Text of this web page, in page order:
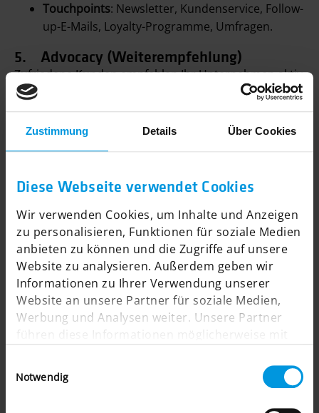
Zustimmung Details Über Cookies
Diese Webseite verwendet Cookies
Wir verwenden Cookies, um Inhalte und Anzeigen
zu personalisieren, Funktionen für soziale Medien
anbieten zu können und die Zugriffe auf unsere
Website zu analysieren. Außerdem geben wir
Informationen zu Ihrer Verwendung unserer
Website an unsere Partner für soziale Medien,
Werbung und Analysen weiter. Unsere Partner
führen diese Informationen möglicherweise mit
bereitgestellt haben oder die sie im Rahmen Ihrer
Nutzung der Dienste gesammelt haben.
Notwendig
Touchpoints: Newsletter, Kundenservice, Follow-
up-E-Mails, Loyalty-Programme, Umfragen.
5. Advocacy (Weiterempfehlung)
Zufriedene Kunden empfehlen Ihr Unternehmen aktiv
weiter.
Touchpoints: Bewertungen, Social Sharing,
Empfehlungsprogramme, Community-
Die Customer Journey im B2B vs.
B2C
Auch wenn die Struktur der Customer Journey gleich
bleibt, unterscheiden sich Inhalte und Prozesse
zwischen B2B und B2C deutlich.
B2B Customer Journeys sind häufig komplexer,
langwieriger und beinhalten mehrere
Entscheidungsträger. Vertrauen, individuelle
Beratung und fundierte Informationen (z. B.
Kaufentscheidungen basieren hier meist auf
nachvollziehbaren Argumenten, langfristigem Nutzen